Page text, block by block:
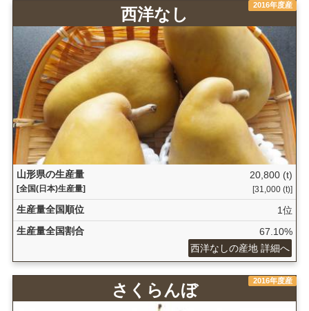
2016年度産
西洋なし
山形県の生産量
[全国(日本)生産量]
20,800 (t)
[31,000 (t)]
生産量全国順位
1位
生産量全国割合
67.10%
西洋なしの産地 詳細へ
2016年度産
さくらんぼ